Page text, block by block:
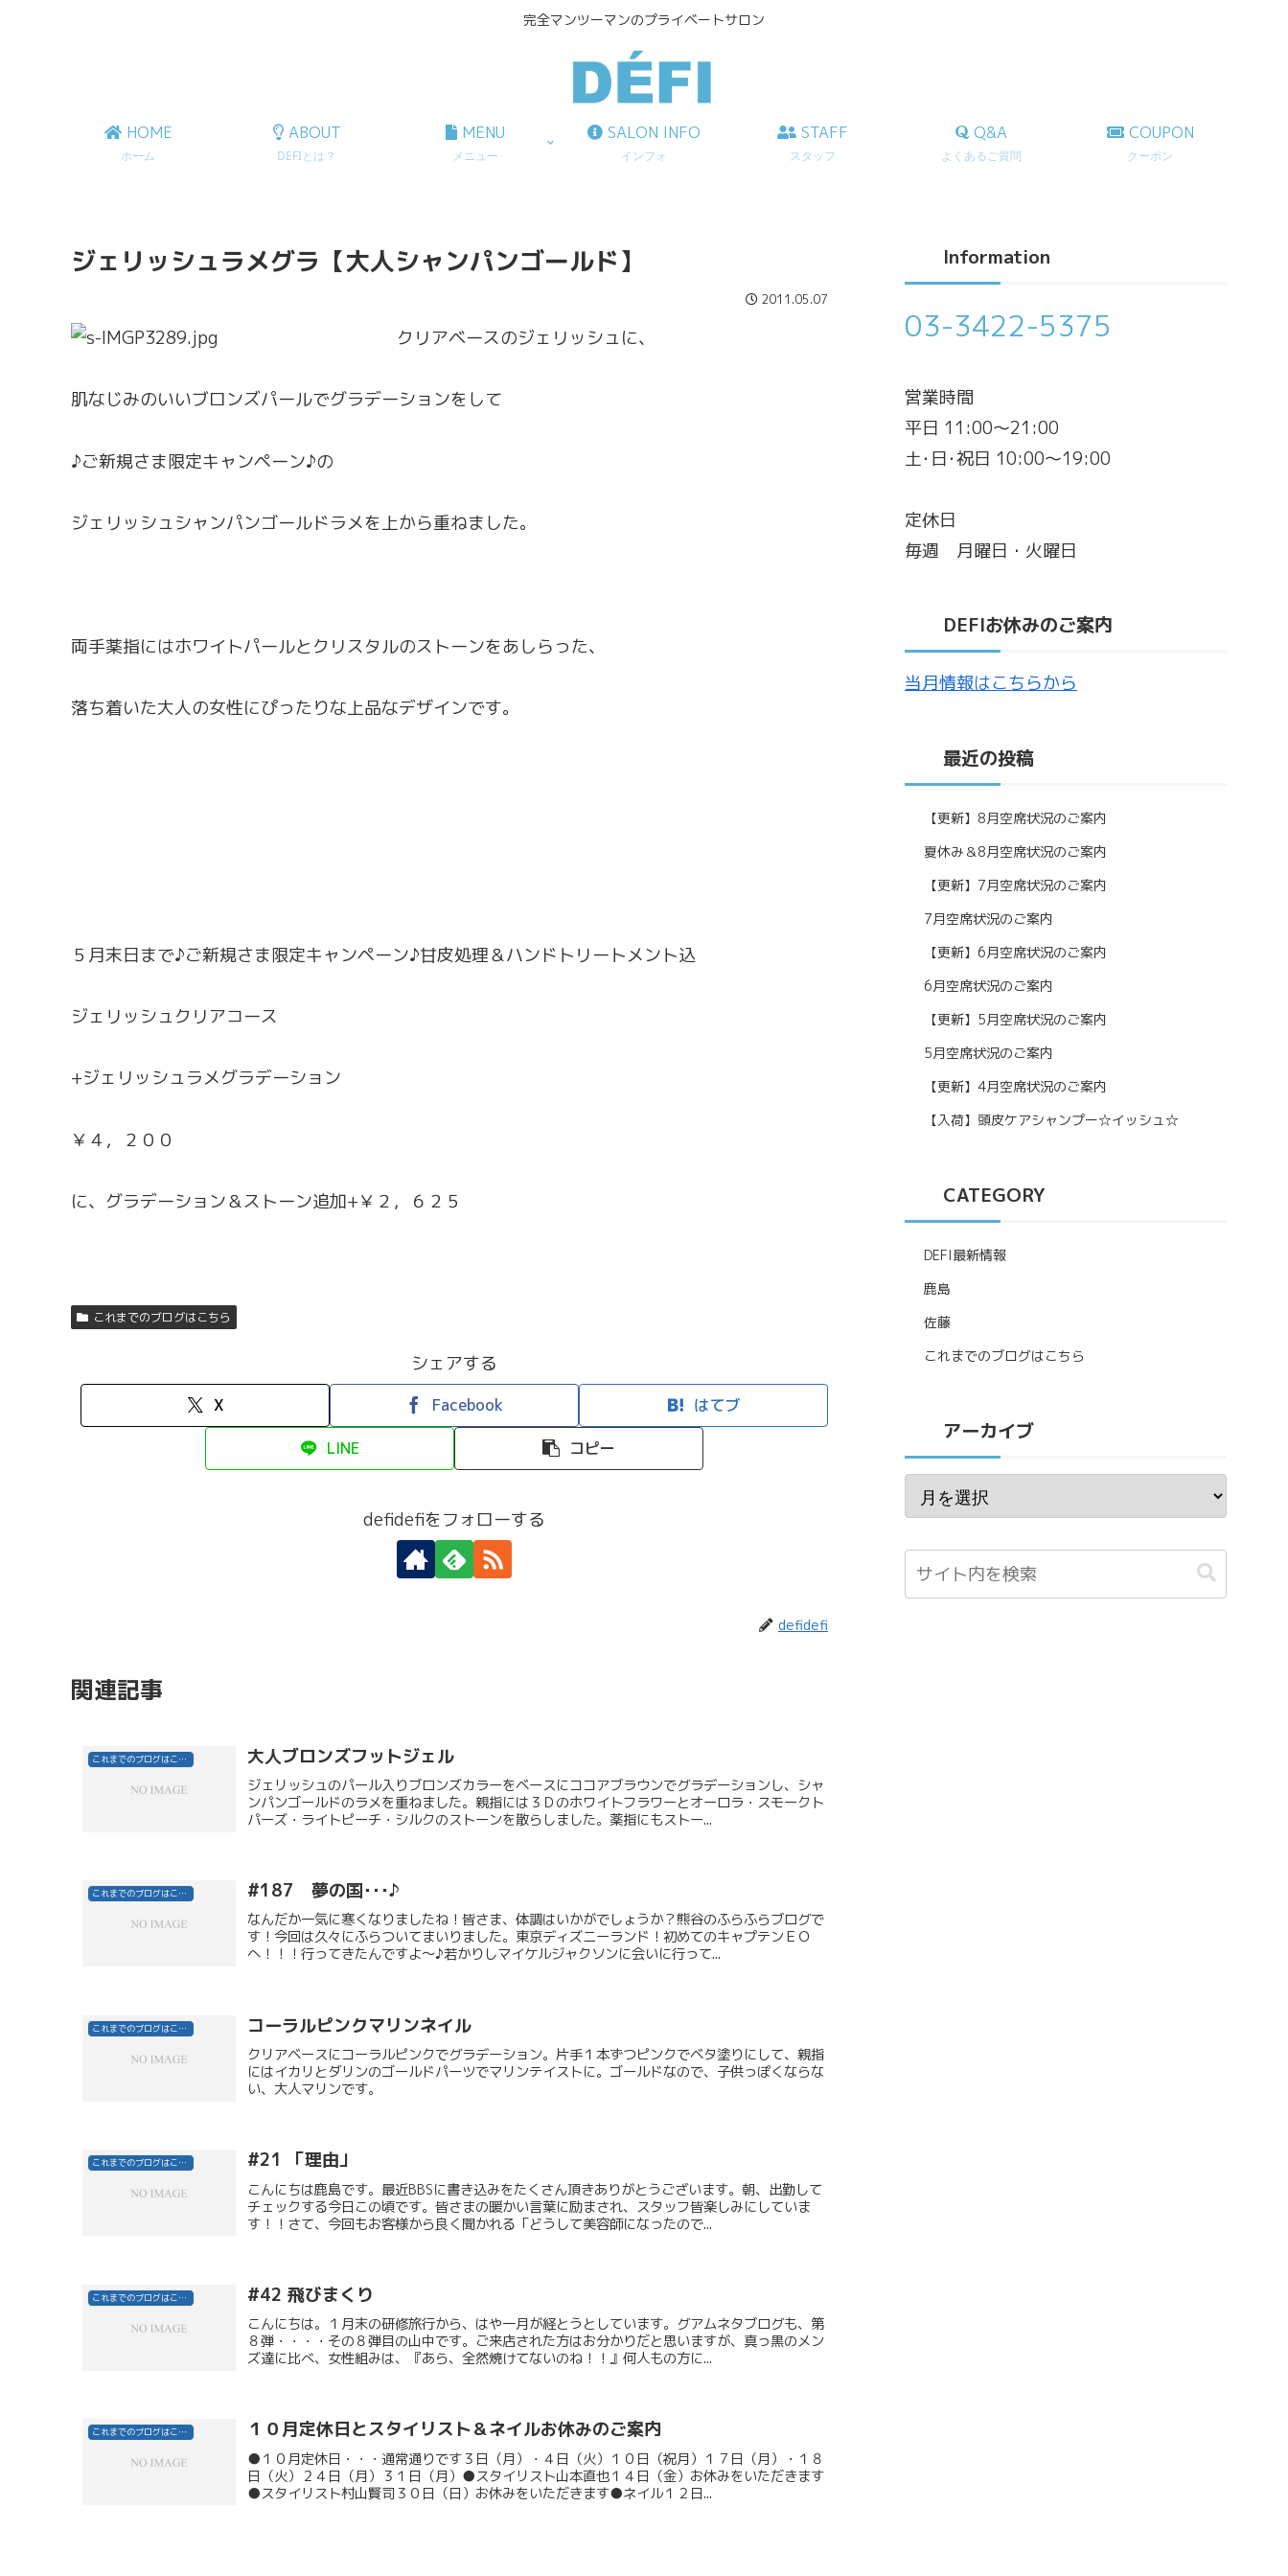
完全マンツーマンのプライベートサロン
HOME
ホーム
ABOUT
DEFIとは？
MENU
メニュー
SALON INFO
インフォ
STAFF
スタッフ
Q&A
よくあるご質問
COUPON
クーポン
ジェリッシュラメグラ【大人シャンパンゴールド】
2011.05.07
クリアベースのジェリッシュに、
肌なじみのいいブロンズパールでグラデーションをして
♪ご新規さま限定キャンペーン♪の
ジェリッシュシャンパンゴールドラメを上から重ねました。
両手薬指にはホワイトパールとクリスタルのストーンをあしらった、
落ち着いた大人の女性にぴったりな上品なデザインです。
５月末日まで♪ご新規さま限定キャンペーン♪甘皮処理＆ハンドトリートメント込
ジェリッシュクリアコース
+ジェリッシュラメグラデーション
￥４，２００
に、グラデーション＆ストーン追加+￥２，６２５
これまでのブログはこちら
シェアする
X Facebook はてブ
LINE コピー
defidefiをフォローする
defidefi
関連記事
これまでのブログはこちら 大人ブロンズフットジェル
ジェリッシュのパール入りブロンズカラーをベースにココアブラウンでグラデーションし、シャ
ンパンゴールドのラメを重ねました。親指には３Ｄのホワイトフラワーとオーロラ・スモークト
パーズ・ライトピーチ・シルクのストーンを散らしました。薬指にもストー...
これまでのブログはこちら #187 夢の国･･･♪
なんだか一気に寒くなりましたね！皆さま、体調はいかがでしょうか？熊谷のふらふらブログで
す！今回は久々にふらついてまいりました。東京ディズニーランド！初めてのキャプテンＥＯ
へ！！！行ってきたんですよ～♪若かりしマイケルジャクソンに会いに行って...
これまでのブログはこちら コーラルピンクマリンネイル
クリアベースにコーラルピンクでグラデーション。片手１本ずつピンクでベタ塗りにして、親指
にはイカリとダリンのゴールドパーツでマリンテイストに。ゴールドなので、子供っぽくならな
い、大人マリンです。
これまでのブログはこちら #21 「理由」
こんにちは鹿島です。最近BBSに書き込みをたくさん頂きありがとうございます。朝、出勤して
チェックする今日この頃です。皆さまの暖かい言葉に励まされ、スタッフ皆楽しみにしていま
す！！さて、今回もお客様から良く聞かれる「どうして美容師になったので...
これまでのブログはこちら #42 飛びまくり
こんにちは。１月末の研修旅行から、はや一月が経とうとしています。グアムネタブログも、第
８弾・・・・その８弾目の山中です。ご来店された方はお分かりだと思いますが、真っ黒のメン
ズ達に比べ、女性組みは、『あら、全然焼けてないのね！！』何人もの方に...
これまでのブログはこちら １０月定休日とスタイリスト＆ネイルお休みのご案内
●１０月定休日・・・通常通りです３日（月）・４日（火）１０日（祝月）１７日（月）・１８
日（火）２４日（月）３１日（月）●スタイリスト山本直也１４日（金）お休みをいただきます
●スタイリスト村山賢司３０日（日）お休みをいただきます●ネイル１２日...
Information
03-3422-5375
営業時間
平日 11:00～21:00
土･日･祝日 10:00～19:00
定休日
毎週 月曜日・火曜日
DEFIお休みのご案内
当月情報はこちらから
最近の投稿
【更新】8月空席状況のご案内
夏休み＆8月空席状況のご案内
【更新】7月空席状況のご案内
7月空席状況のご案内
【更新】6月空席状況のご案内
6月空席状況のご案内
【更新】5月空席状況のご案内
5月空席状況のご案内
【更新】4月空席状況のご案内
【入荷】頭皮ケアシャンプー☆イッシュ☆
CATEGORY
DEFI最新情報
鹿島
佐藤
これまでのブログはこちら
アーカイブ